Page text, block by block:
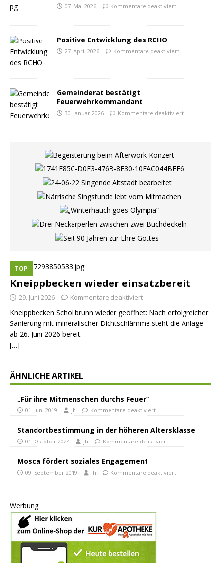
07. Mai 2026 Kommentare deaktiviert
Positive Entwicklung des RCHO
27. April 2026 Kommentare deaktiviert
Gemeinderat bestätigt
Feuerwehrkommandant
30. Januar 2026 Kommentare deaktiviert
TOP
Kneippbecken wieder einsatzbereit
29. Juni 2026 Kommentare deaktiviert
Kneippbecken Schollbrunn wieder geöffnet: Nach erfolgreicher
Sanierung mit mineralischer Dichtschlämme steht die Anlage
ab 26. Juni 2026 bereit.
[…]
ÄHNLICHE ARTIKEL
„Für ihre Mitmenschen durchs Feuer“
01. Juni 2019 jh Kommentare deaktiviert
Standortbestimmung in der höheren Altersklasse
01. Oktober 2024 jh Kommentare deaktiviert
Mosca fördert soziales Engagement
09. September 2019 jh Kommentare deaktiviert
Werbung